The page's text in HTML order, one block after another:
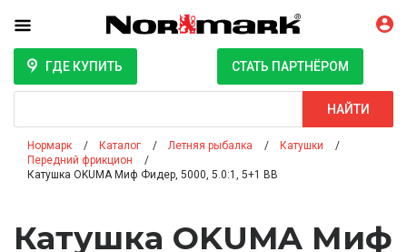
ГДЕ КУПИТЬ СТАТЬ ПАРТНЁРОМ
НАЙТИ
Нормарк Каталог Летняя рыбалка
Катушки
Передний фрикцион
Катушка OKUMA Миф Фидер, 5000, 5.0:1, 5+1 BB
Катушка OKUMA Миф